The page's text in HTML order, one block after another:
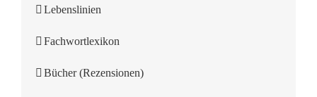
Lebenslinien
Fachwortlexikon
Bücher (Rezensionen)